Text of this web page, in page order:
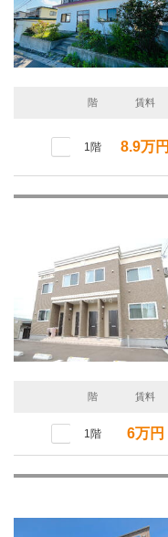
階 賃料
1階 8.9万円
階 賃料
1階 6万円